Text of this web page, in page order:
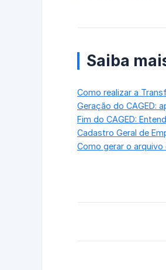
Saiba
Como realizar a
Geração do CAGED:
Fim do CAGED:
Cadastro Geral de
Como gerar o arquivo